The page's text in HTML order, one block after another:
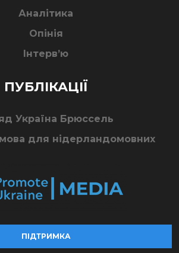
Аналітика
Опінія
Інтерв’ю
ПУБЛІКАЦІЇ
Україна Брюссель
для нідерландомовних
ПІДТРИМКА